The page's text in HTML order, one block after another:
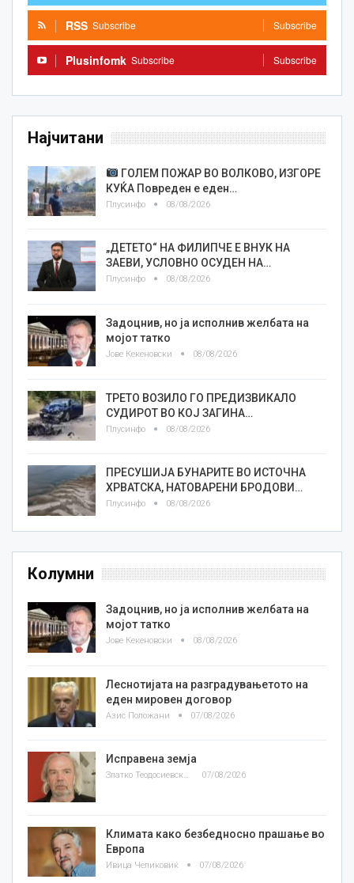
RSS Subscribe Subscribe
Plusinfomk Subscribe Subscribe
Најчитани
ГОЛЕМ ПОЖАР ВО ВОЛКОВО, ИЗГОРЕ
КУЌА Повреден е еден…
Плусинфо 08/08/2026
„ДЕТЕТО“ НА ФИЛИПЧЕ Е ВНУК НА
ЗАЕВИ, УСЛОВНО ОСУДЕН НА…
Плусинфо 08/08/2026
Задоцнив, но ја исполнив желбата на
мојот татко
Јове Кекеновски 08/08/2026
ТРЕТО ВОЗИЛО ГО ПРЕДИЗВИКАЛО
СУДИРОТ ВО КОЈ ЗАГИНА…
Плусинфо 08/08/2026
ПРЕСУШИЈА БУНАРИТЕ ВО ИСТОЧНА
ХРВАТСКА, НАТОВАРЕНИ БРОДОВИ…
Плусинфо 08/08/2026
Колумни
Задоцнив, но ја исполнив желбата на
мојот татко
Јове Кекеновски 08/08/2026
Леснотијата на разградувањетото на
еден мировен договор
Азис Положани 07/08/2026
Исправена земја
Златко Теодосиевски 07/08/2026
Климата како безбедносно прашање во
Европа
Ивица Челиковиќ 07/08/2026